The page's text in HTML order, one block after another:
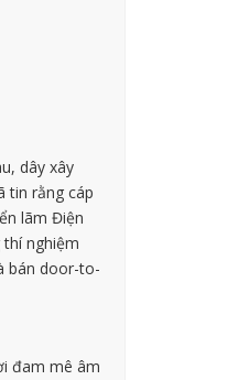
dây xây
tin rằng cáp
lãm Điện
nghiệm
bán door-to-
đam mê âm